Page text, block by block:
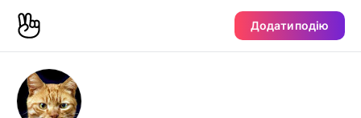
Додати подію